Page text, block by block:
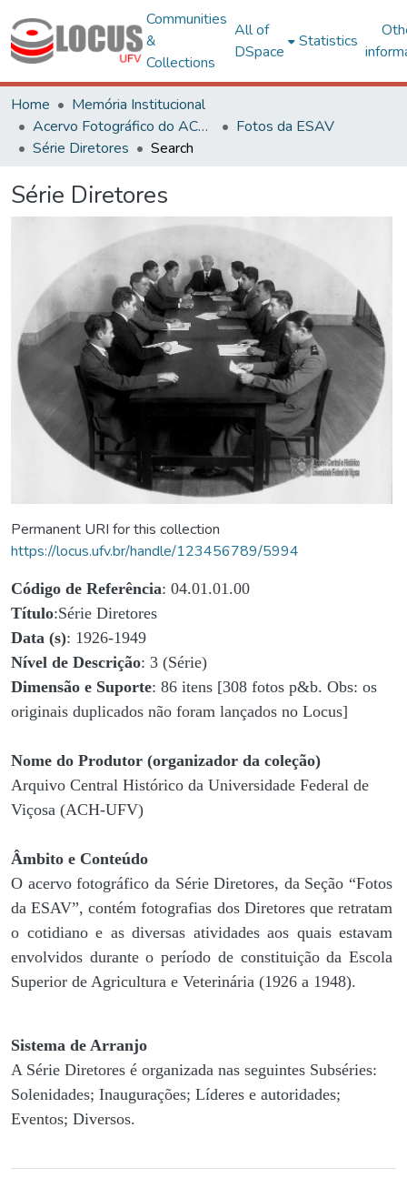
Communities
&
Collections
All of
DSpace
Statistics
Home
Memória Institucional
Acervo Fotográfico do ACH-UFV
Fotos da ESAV
Série Diretores
Search
Série Diretores
Permanent URI for this collection
https://locus.ufv.br/handle/123456789/5994
Código de Referência: 04.01.01.00
Título:Série Diretores
Data (s): 1926-1949
Nível de Descrição: 3 (Série)
Dimensão e Suporte: 86 itens [308 fotos p&b. Obs: os
originais duplicados não foram lançados no Locus]
Nome do Produtor (organizador da coleção)
Arquivo Central Histórico da Universidade Federal de
Viçosa (ACH-UFV)
Âmbito e Conteúdo
O acervo fotográfico da Série Diretores, da Seção “Fotos
da ESAV”, contém fotografias dos Diretores que retratam
o cotidiano e as diversas atividades aos quais estavam
envolvidos durante o período de constituição da Escola
Superior de Agricultura e Veterinária (1926 a 1948).
Sistema de Arranjo
A Série Diretores é organizada nas seguintes Subséries:
Solenidades; Inaugurações; Líderes e autoridades;
Eventos; Diversos.